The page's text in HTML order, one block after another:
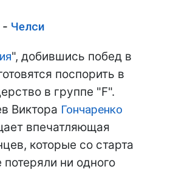
- Челси
", добившись побед в
поспорить в
в группе "F".
Виктора Гончаренко
впечатляющая
которые со старта
потеряли ни одного